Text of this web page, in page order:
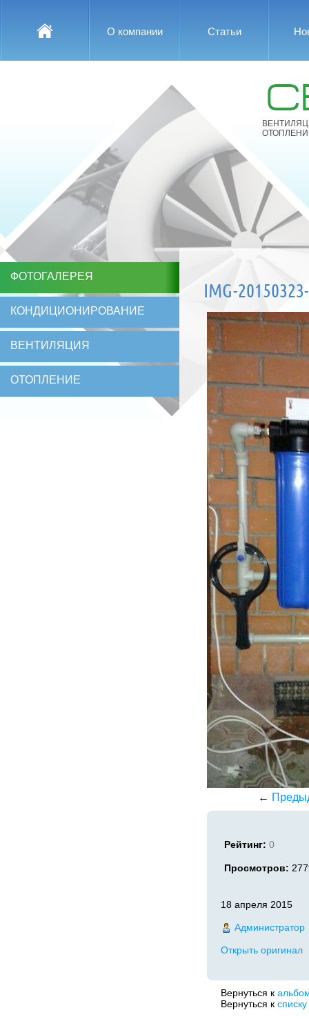
О компании Статьи
ФОТОГАЛЕРЕЯ
КОНДИЦИОНИРОВАНИЕ
ВЕНТИЛЯЦИЯ
ОТОПЛЕНИЕ
IMG-
←
Рейтинг: 0
Просмотров:
18 апреля 2015
Администратор
Открыть оригинал
Вернуться к
Вернуться к